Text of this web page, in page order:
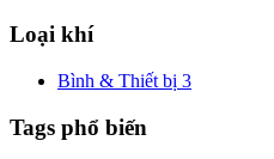
Loại khí
Bình & Thiết bị 3
Tags phổ biến